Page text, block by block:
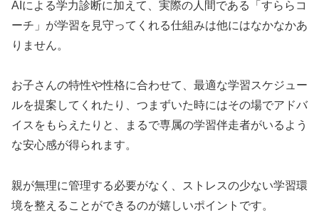
AIによる学力診断に加えて、実際の人間である「すららコ
ーチ」が学習を見守ってくれる仕組みは他にはなかなかあ
りません。
お子さんの特性や性格に合わせて、最適な学習スケジュー
ルを提案してくれたり、つまずいた時にはその場でアドバ
イスをもらえたりと、まるで専属の学習伴走者がいるよう
な安心感が得られます。
親が無理に管理する必要がなく、ストレスの少ない学習環
境を整えることができるのが嬉しいポイントです。